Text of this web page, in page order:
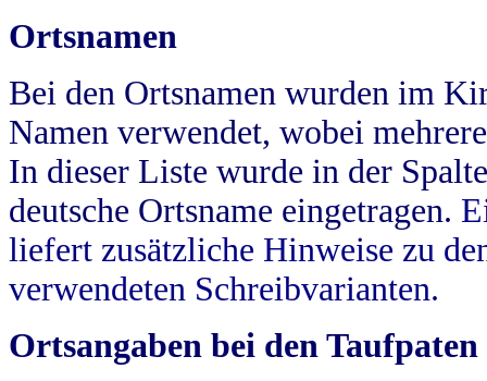
Ortsnamen
Bei den Ortsnamen wurden im
Namen verwendet, wobei
In dieser Liste wurde in der
deutsche Ortsname eingetragen.
liefert zusätzliche Hinweise zu
verwendeten Schreibvarianten.
Ortsangaben bei den Taufpaten